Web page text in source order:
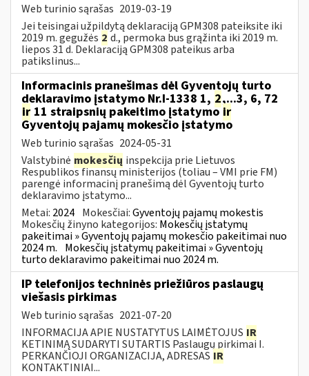
Web turinio sąrašas 2019-03-19
Jei teisingai užpildytą deklaraciją GPM308 pateiksite iki
2019 m. gegužės 2 d., permoka bus grąžinta iki 2019 m.
liepos 31 d. Deklaraciją GPM308 pateikus arba
patikslinus...
Informacinis pranešimas dėl Gyventojų turto
deklaravimo įstatymo Nr.I-1338 1, 2,...3, 6, 72
ir 11 straipsnių pakeitimo įstatymoir
Gyventojų pajamų mokesčio įstatymo
Web turinio sąrašas 2024-05-31
Valstybinė mokesčių inspekcija prie Lietuvos
Respublikos finansų ministerijos (toliau – VMI prie FM)
parengė informacinį pranešimą dėl Gyventojų turto
deklaravimo įstatymo...
Metai: 2024 Mokesčiai:Gyventojų pajamų mokestis
Mokesčių žinyno kategorijos: Mokesčių įstatymų
pakeitimai » Gyventojų pajamų mokesčio pakeitimai nuo
2024 m. Mokesčių įstatymų pakeitimai » Gyventojų
turto deklaravimo pakeitimai nuo 2024 m.
IP telefonijos techninės priežiūros paslaugų
viešasis pirkimas
Web turinio sąrašas 2021-07-20
INFORMACIJA APIE NUSTATYTUS LAIMĖTOJUS IR
KETINIMĄ SUDARYTI SUTARTIS Paslaugų pirkimai I.
PERKANČIOJI ORGANIZACIJA, ADRESAS IR
KONTAKTINIAI...